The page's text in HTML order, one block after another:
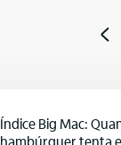
Índice Big Mac:
hambúrguer tenta